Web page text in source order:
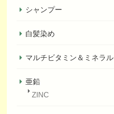
シャンプー
白髪染め
マルチビタミン＆ミネラル
亜鉛
ZINC